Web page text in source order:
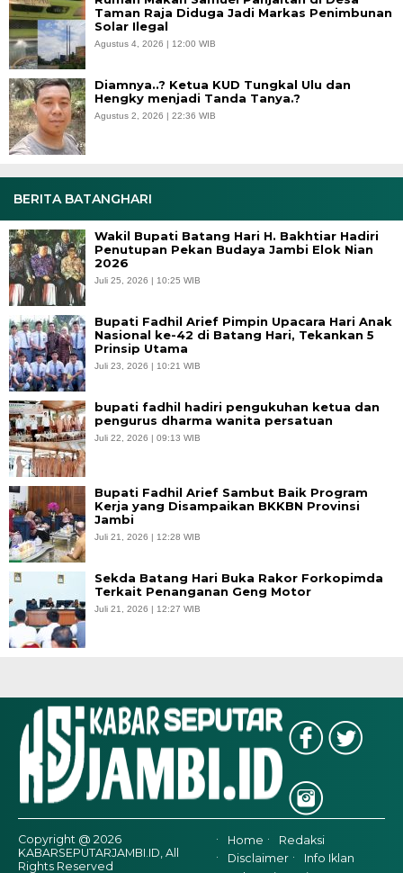
Taman Raja Diduga Jadi Markas Penimbunan
Solar Ilegal
Agustus 4, 2026 | 12:00 WIB
Diamnya..? Ketua KUD Tungkal Ulu dan
Hengky menjadi Tanda Tanya.?
Agustus 2, 2026 | 22:36 WIB
BERITA BATANGHARI
Wakil Bupati Batang Hari H. Bakhtiar Hadiri
Penutupan Pekan Budaya Jambi Elok Nian
2026
Juli 25, 2026 | 10:25 WIB
Bupati Fadhil Arief Pimpin Upacara Hari Anak
Nasional ke-42 di Batang Hari, Tekankan 5
Prinsip Utama
Juli 23, 2026 | 10:21 WIB
bupati fadhil hadiri pengukuhan ketua dan
pengurus dharma wanita persatuan
Juli 22, 2026 | 09:13 WIB
Bupati Fadhil Arief Sambut Baik Program
Kerja yang Disampaikan BKKBN Provinsi
Jambi
Juli 21, 2026 | 12:28 WIB
Sekda Batang Hari Buka Rakor Forkopimda
Terkait Penanganan Geng Motor
Juli 21, 2026 | 12:27 WIB
Copyright @ 2026
KABARSEPUTARJAMBI.ID, All
Rights Reserved
Home
Redaksi
Disclaimer
Info Iklan